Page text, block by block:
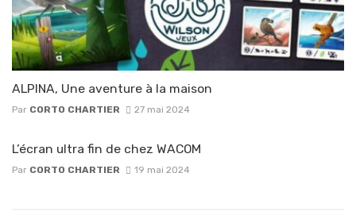
ALPINA, Une aventure à la maison
Par CORTO CHARTIER 27 mai 2024
L’écran ultra fin de chez WACOM
Par CORTO CHARTIER 19 mai 2024